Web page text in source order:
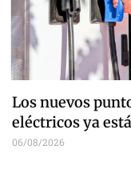
Los nuevos
eléctricos ya
06/08/2026